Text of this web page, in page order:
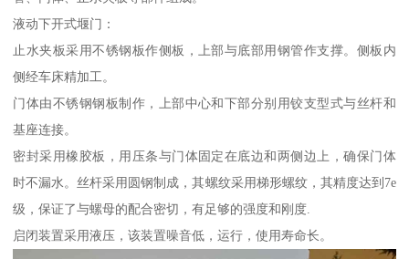
液动下开式堰门：
止水夹板采用不锈钢板作侧板，上部与底部用钢管作支撑。侧板内
侧经车床精加工。
门体由不锈钢钢板制作，上部中心和下部分别用铰支型式与丝杆和
基座连接。
密封采用橡胶板，用压条与门体固定在底边和两侧边上，确保门体
时不漏水。丝杆采用圆钢制成，其螺纹采用梯形螺纹，其精度达到7e
级，保证了与螺母的配合密切，有足够的强度和刚度.
启闭装置采用液压，该装置噪音低，运行，使用寿命长。